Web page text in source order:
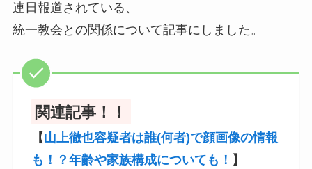
連日報道されている、
統一教会との関係について記事にしました。
関連記事！！
【山上徹也容疑者は誰(何者)で顔画像の情報
も！？年齢や家族構成についても！ 】